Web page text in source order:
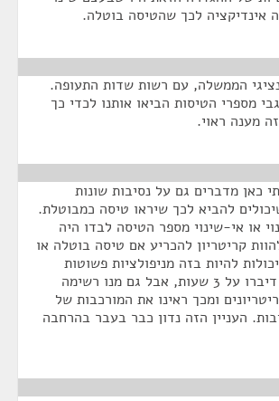
אינדיקציה לכך שהטיסה בוטלה.
הממשלה, עם רשות שדות התעופה.
מספרי הטיסות הביאו אותנו לכדי כך
מענה ראוי.
כאן מדברים גם על נסיבות שונות
להביא לכך שיראו טיסה כמבוטלת.
או אי-שינוי מספר הטיסה לבדו היה
קריטריון להכריע אם טיסה בוטלה או
להיות בזה מניפולציות פשוטות
למדי. בכל מקרה, דיברו על 3 שעות, אבל גם מנו רשימה
ומכך ראינו את המורכבות של
העניין הזה נדון כבר בעבר בהרחבה